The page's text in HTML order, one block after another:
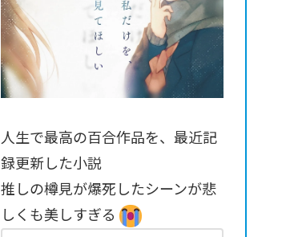
人生で最高の百合作品を、最近記
録更新した小説
推しの樽見が爆死したシーンが悲
しくも美しすぎる